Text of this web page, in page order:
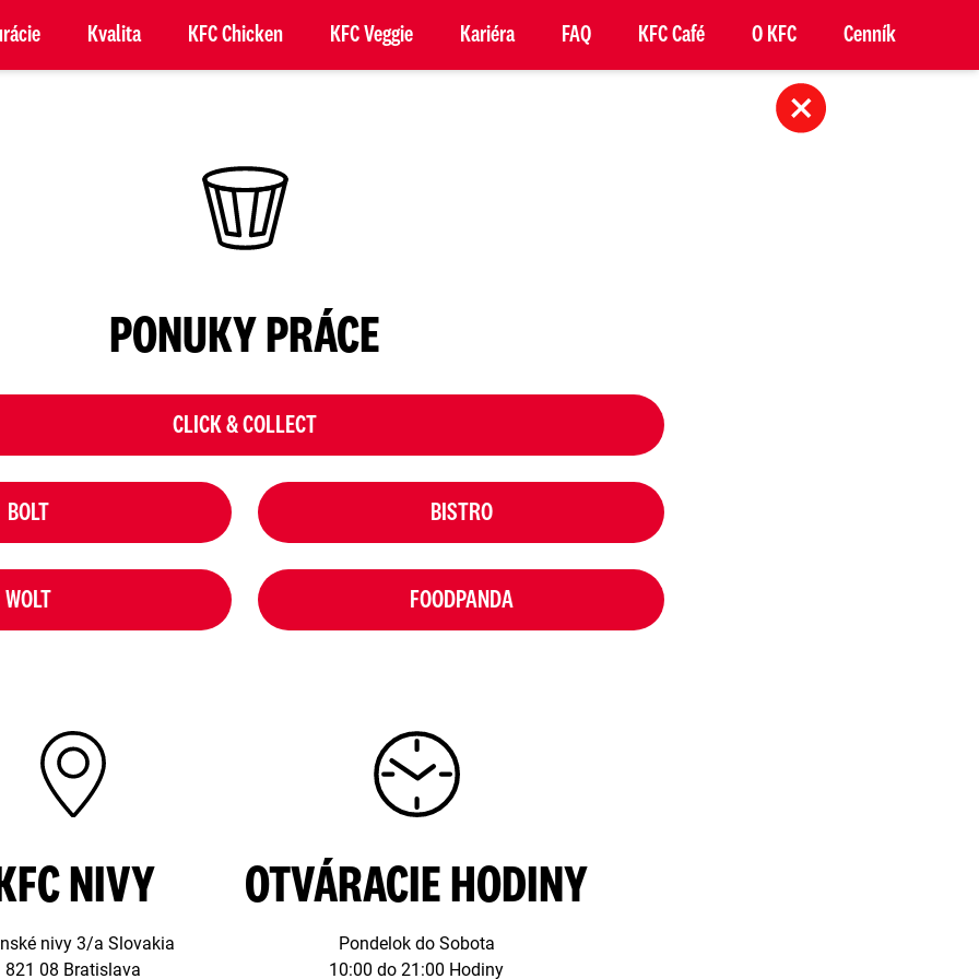
Kvalita KFC Chicken KFC Veggie Kariéra FAQ KFC Café O KFC Cenník
PONUKY PRÁCE
CLICK & COLLECT
BOLT BISTRO
WOLT FOODPANDA
NIVY
nivy 3/a Slovakia
821 08 Bratislava
OTVÁRACIE HODINY
Pondelok do Sobota
10:00 do 21:00 Hodiny